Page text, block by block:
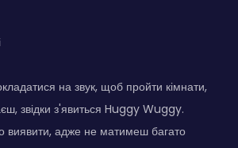
на звук, щоб пройти кімнати,
звідки з'явиться Huggy Wuggy.
виявити, адже не матимеш багато